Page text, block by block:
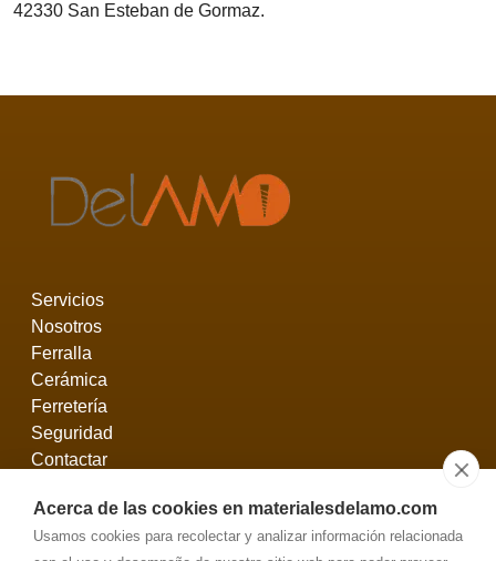
Acerca de las cookies en materialesdelamo.com
Usamos cookies para recolectar y analizar información relacionada
42330 San Esteban de Gormaz.
Servicios
Nosotros
Ferralla
Cerámica
Ferretería
Seguridad
Contactar
San Esteban de Gormaz